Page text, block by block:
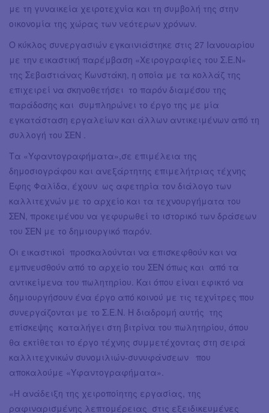
με τη γυναικεία χειροτεχνία και τη συμβολή της στην
οικονομία της χώρας των νεότερων χρόνων.
Ο κύκλος συνεργασιών εγκαινιάστηκε στις 27 Ιανουαρίου
με την εικαστική παρέμβαση «Χειρογραφίες του Σ.Ε.Ν»
της Σεβαστιάνας Κωνστάκη, η οποία με τα κολλάζ της
επιχειρεί να σκηνοθετήσει το παρόν διαμέσου της
παράδοσης και συμπληρώνει το έργο της με μία
εγκατάσταση εργαλείων και άλλων αντικειμένων από τη
συλλογή του ΣΕΝ .
Τα «Υφαντογραφήματα»,σε επιμέλεια της
δημοσιογράφου και ανεξάρτητης επιμελήτριας τέχνης
Έφης Φαλίδα, έχουν ως αφετηρία τον διάλογο των
καλλιτεχνών με το αρχείο και τα τεχνουργήματα του
ΣΕΝ, προκειμένου να γεφυρωθεί το ιστορικό των δράσεων
του ΣΕΝ με το δημιουργικό παρόν.
Οι εικαστικοί προσκαλούνται να επισκεφθούν και να
εμπνευσθούν από το αρχείο του ΣΕΝ όπως και από τα
αντικείμενα του πωλητηρίου. Και όπου είναι εφικτό να
δημιουργήσουν ένα έργο από κοινού με τις τεχνίτρες που
συνεργάζονται με το Σ.Ε.Ν. Η διαδρομή αυτής της
επίσκεψης καταλήγει στη βιτρίνα του πωλητηρίου, όπου
θα εκτίθεται το έργο τέχνης συμμετέχοντας στη σειρά
καλλιτεχνικών συνομιλιών-συνυφάνσεων που
αποκαλούμε «Υφαντογραφήματα».
«Η ανάδειξη της χειροποίητης εργασίας, της
ραφιναρισμένης λεπτομέρειας στις εξειδικευμένες